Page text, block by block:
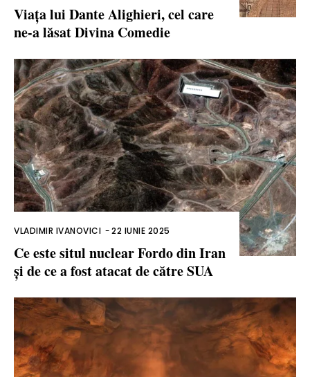
Viața lui Dante Alighieri, cel care
ne-a lăsat Divina Comedie
VLADIMIR IVANOVICI -22 IUNIE 2025
Ce este situl nuclear Fordo din Iran
și de ce a fost atacat de către SUA